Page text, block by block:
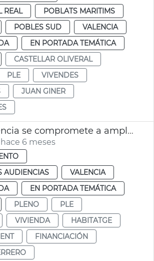
REAL
POBLATS MARITIMS
POBLES SUD
VALENCIA
EN PORTADA TEMÁTICA
CASTELLAR OLIVERAL
PLE
VIVENDES
JUAN GINER
Pleno València se compromete a ampliar ayudas al alquiler
6 meses
AUDIENCIAS
VALENCIA
EN PORTADA TEMÁTICA
PLENO
PLE
VIVIENDA
HABITATGE
FINANCIACIÓN